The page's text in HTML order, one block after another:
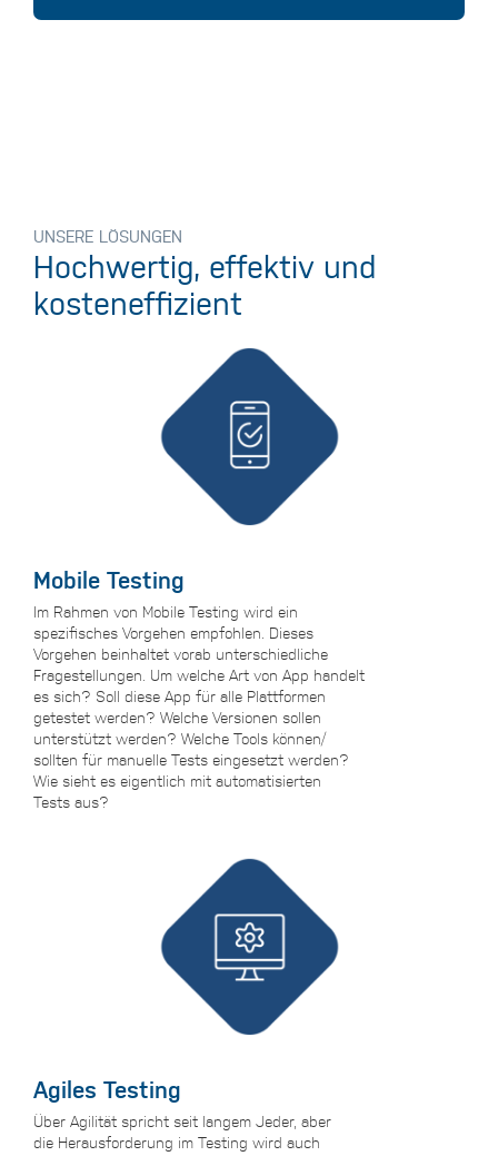
UNSERE LÖSUNGEN
Hochwertig, effektiv und
kosteneffizient
Mobile Testing
Im Rahmen von Mobile Testing wird ein
spezifisches Vorgehen empfohlen. Dieses
Vorgehen beinhaltet vorab unterschiedliche
Fragestellungen. Um welche Art von App handelt
es sich? Soll diese App für alle Plattformen
getestet werden? Welche Versionen sollen
unterstützt werden? Welche Tools können/
sollten für manuelle Tests eingesetzt werden?
Wie sieht es eigentlich mit automatisierten
Tests aus?
Agiles Testing
Über Agilität spricht seit langem Jeder, aber
die Herausforderung im Testing wird auch